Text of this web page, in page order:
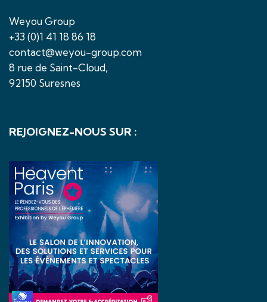
Weyou Group
+33 (0)1 41 18 86 18
contact@weyou-group.com
8 rue de Saint-Cloud,
92150 Suresnes
REJOIGNEZ-NOUS SUR :